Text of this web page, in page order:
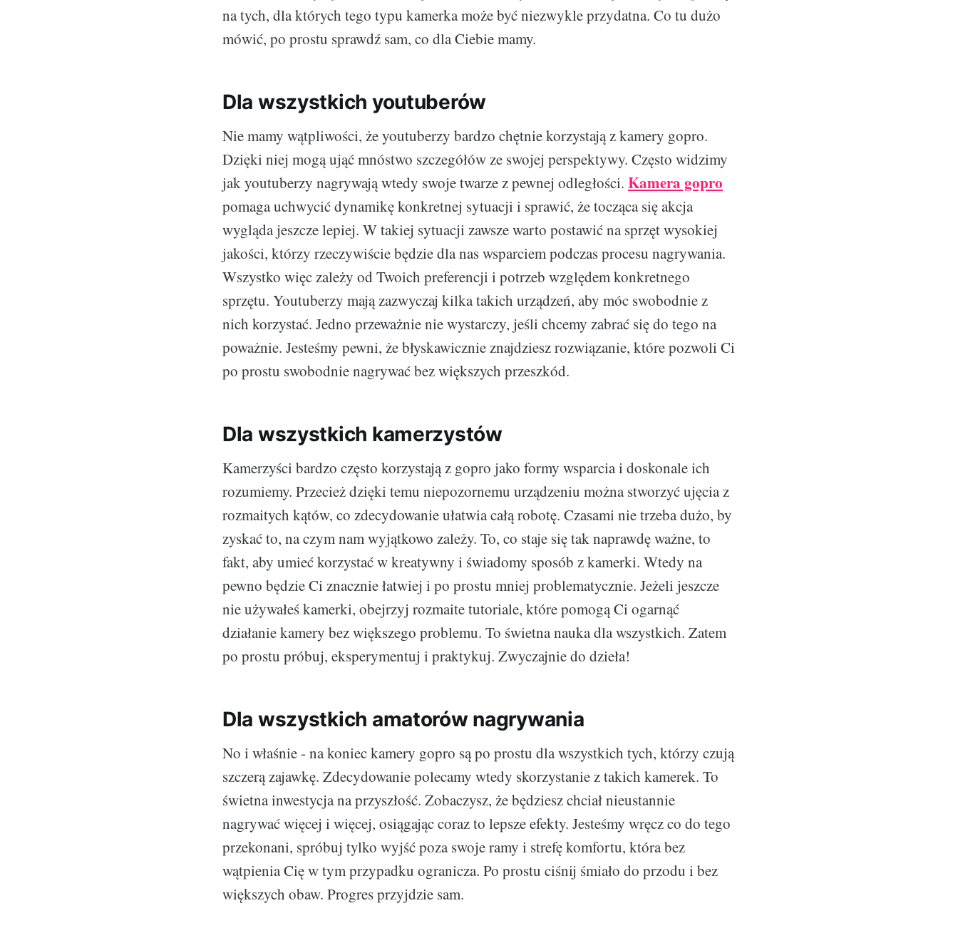
na tych, dla których tego typu kamerka może być niezwykle przydatna. Co tu dużo
mówić, po prostu sprawdź sam, co dla Ciebie mamy.
Dla wszystkich youtuberów
Nie mamy wątpliwości, że youtuberzy bardzo chętnie korzystają z kamery gopro.
Dzięki niej mogą ująć mnóstwo szczegółów ze swojej perspektywy. Często widzimy
jak youtuberzy nagrywają wtedy swoje twarze z pewnej odległości. Kamera gopro
pomaga uchwycić dynamikę konkretnej sytuacji i sprawić, że tocząca się akcja
wygląda jeszcze lepiej. W takiej sytuacji zawsze warto postawić na sprzęt wysokiej
jakości, którzy rzeczywiście będzie dla nas wsparciem podczas procesu nagrywania.
Wszystko więc zależy od Twoich preferencji i potrzeb względem konkretnego
sprzętu. Youtuberzy mają zazwyczaj kilka takich urządzeń, aby móc swobodnie z
nich korzystać. Jedno przeważnie nie wystarczy, jeśli chcemy zabrać się do tego na
poważnie. Jesteśmy pewni, że błyskawicznie znajdziesz rozwiązanie, które pozwoli Ci
po prostu swobodnie nagrywać bez większych przeszkód.
Dla wszystkich kamerzystów
Kamerzyści bardzo często korzystają z gopro jako formy wsparcia i doskonale ich
rozumiemy. Przecież dzięki temu niepozornemu urządzeniu można stworzyć ujęcia z
rozmaitych kątów, co zdecydowanie ułatwia całą robotę. Czasami nie trzeba dużo, by
zyskać to, na czym nam wyjątkowo zależy. To, co staje się tak naprawdę ważne, to
fakt, aby umieć korzystać w kreatywny i świadomy sposób z kamerki. Wtedy na
pewno będzie Ci znacznie łatwiej i po prostu mniej problematycznie. Jeżeli jeszcze
nie używałeś kamerki, obejrzyj rozmaite tutoriale, które pomogą Ci ogarnąć
działanie kamery bez większego problemu. To świetna nauka dla wszystkich. Zatem
po prostu próbuj, eksperymentuj i praktykuj. Zwyczajnie do dzieła!
Dla wszystkich amatorów nagrywania
No i właśnie - na koniec kamery gopro są po prostu dla wszystkich tych, którzy czują
szczerą zajawkę. Zdecydowanie polecamy wtedy skorzystanie z takich kamerek. To
świetna inwestycja na przyszłość. Zobaczysz, że będziesz chciał nieustannie
nagrywać więcej i więcej, osiągając coraz to lepsze efekty. Jesteśmy wręcz co do tego
przekonani, spróbuj tylko wyjść poza swoje ramy i strefę komfortu, która bez
wątpienia Cię w tym przypadku ogranicza. Po prostu ciśnij śmiało do przodu i bez
większych obaw. Progres przyjdzie sam.